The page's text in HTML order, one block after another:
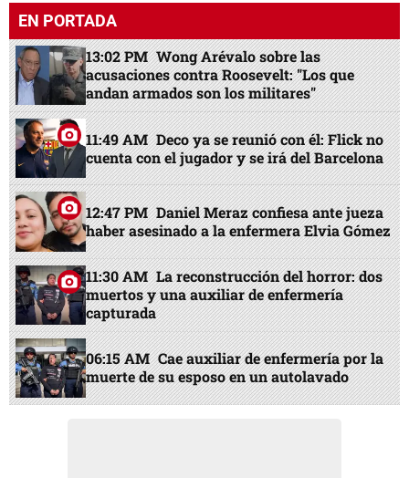
EN PORTADA
13:02 PM Wong Arévalo sobre las
acusaciones contra Roosevelt: "Los que
andan armados son los militares"
11:49 AM Deco ya se reunió con él: Flick no
cuenta con el jugador y se irá del Barcelona
12:47 PM Daniel Meraz confiesa ante jueza
haber asesinado a la enfermera Elvia Gómez
11:30 AM La reconstrucción del horror: dos
muertos y una auxiliar de enfermería
capturada
06:15 AM Cae auxiliar de enfermería por la
muerte de su esposo en un autolavado